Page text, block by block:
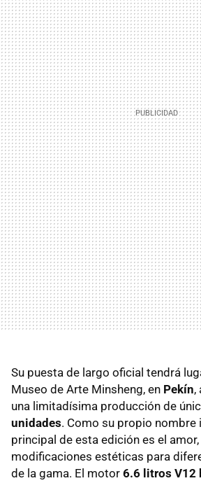
Su puesta de largo oficial tendrá
Museo de Arte Minsheng, en Pekín,
una limitadísima producción de
unidades. Como su propio nombre
principal de esta edición es el
modificaciones estéticas para
de la gama. El motor 6.6 litros V12